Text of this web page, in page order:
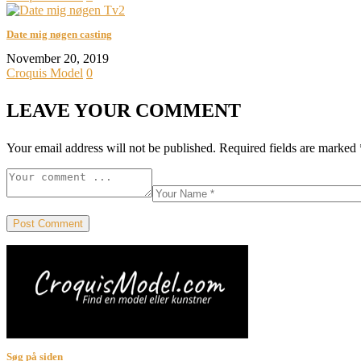
Date mig nøgen casting
November 20, 2019
Croquis Model 0
LEAVE YOUR COMMENT
Your email address will not be published. Required fields are marked
Søg på siden